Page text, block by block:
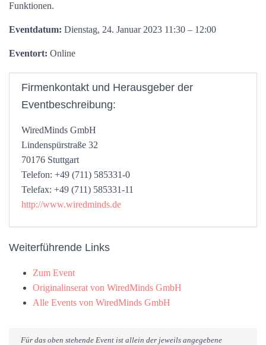
Funktionen.
Eventdatum: Dienstag, 24. Januar 2023 11:30 – 12:00
Eventort: Online
Firmenkontakt und Herausgeber der
Eventbeschreibung:
WiredMinds GmbH
Lindenspürstraße 32
70176 Stuttgart
Telefon: +49 (711) 585331-0
Telefax: +49 (711) 585331-11
http://www.wiredminds.de
Weiterführende Links
Zum Event
Originalinserat von WiredMinds GmbH
Alle Events von WiredMinds GmbH
Für das oben stehende Event ist allein der jeweils angegebene